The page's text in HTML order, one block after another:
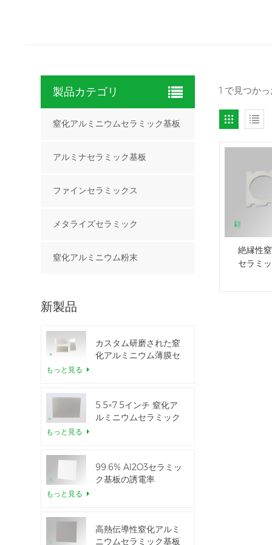
1 で見つか
絶縁性
セラミ
製品カテゴリ
窒化アルミニウムセラミック基板
アルミナセラミック基板
ファインセラミックス
メタライズセラミック
窒化アルミニウム粉末
新製品
カスタム研磨された窒
化アルミニウム薄膜セ
もっと見る
5.5×7.5インチ 窒化ア
ルミニウムセラミック
もっと見る
99.6% Al2O3セラミッ
ク基板の誘電率
もっと見る
高熱伝導性窒化アルミ
ニウムセラミック基板